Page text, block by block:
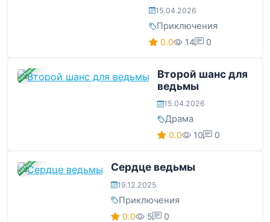
15.04.2026
Приключения
0.0 14 0
ЗАВЕРШЕНА
Второй шанс для
ведьмы
15.04.2026
Драма
0.0 10 0
ЗАВЕРШЕНА Сердце ведьмы
19.12.2025
Приключения
0.0 5 0